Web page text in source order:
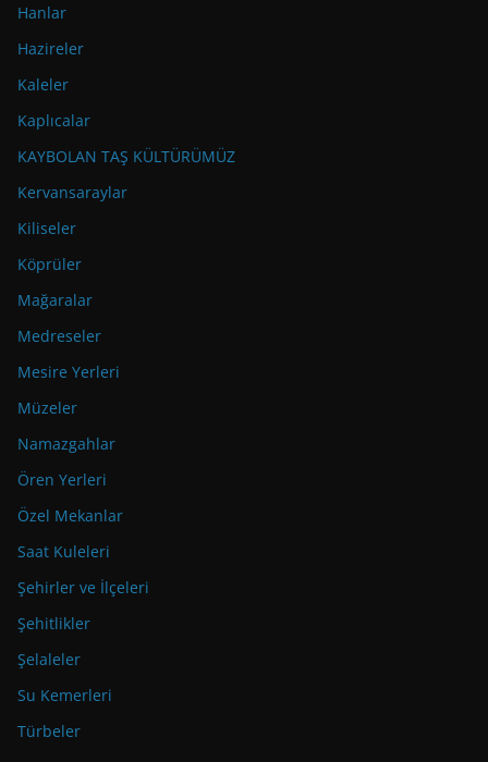
Hanlar
Hazireler
Kaleler
Kaplıcalar
KAYBOLAN TAŞ KÜLTÜRÜMÜZ
Kervansaraylar
Kiliseler
Köprüler
Mağaralar
Medreseler
Mesire Yerleri
Müzeler
Namazgahlar
Ören Yerleri
Özel Mekanlar
Saat Kuleleri
Şehirler ve İlçeleri
Şehitlikler
Şelaleler
Su Kemerleri
Türbeler